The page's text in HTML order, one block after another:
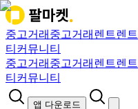
중고거래 중고거래 렌트렌트
티 커뮤니티
중고거래 중고거래 렌트렌트
티 커뮤니티
앱 다운로드